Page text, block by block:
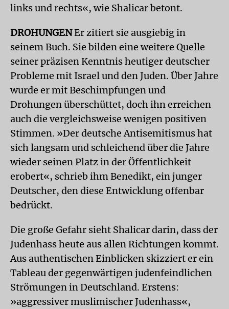
links und rechts«, wie Shalicar betont.
DROHUNGENEr zitiert sie ausgiebig in
seinem Buch. Sie bilden eine weitere Quelle
seiner präzisen Kenntnis heutiger deutscher
Probleme mit Israel und den Juden. Über Jahre
wurde er mit Beschimpfungen und
Drohungen überschüttet, doch ihn erreichen
auch die vergleichsweise wenigen positiven
Stimmen. »Der deutsche Antisemitismus hat
sich langsam und schleichend über die Jahre
wieder seinen Platz in der Öffentlichkeit
erobert«, schrieb ihm Benedikt, ein junger
Deutscher, den diese Entwicklung offenbar
bedrückt.
Die große Gefahr sieht Shalicar darin, dass der
Judenhass heute aus allen Richtungen kommt.
Aus authentischen Einblicken skizziert er ein
Tableau der gegenwärtigen judenfeindlichen
Strömungen in Deutschland. Erstens:
»aggressiver muslimischer Judenhass«,